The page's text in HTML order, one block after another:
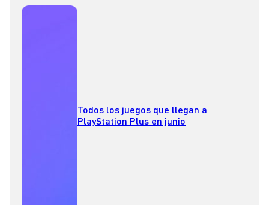
Todos los juegos que llegan a
PlayStation Plus en junio